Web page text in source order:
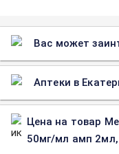
Вас может
Аптеки в
Цена на товар
50мг/мл амп 2мл,